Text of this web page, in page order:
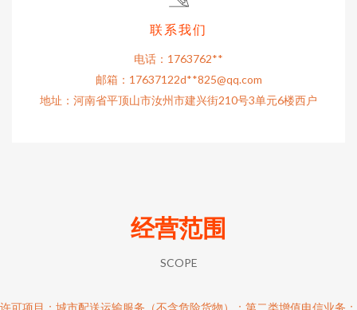
联系我们
电话：1763762**
邮箱：17637122d**825@qq.com
地址：河南省平顶山市汝州市建兴街210号3单元6楼西户
经营范围
SCOPE
许可项目：城市配送运输服务（不含危险货物）；第二类增值电信业务；